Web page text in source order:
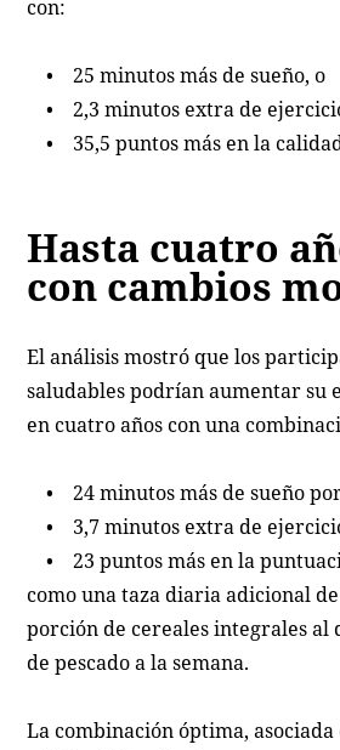
con:
• 25 minutos más de sueño, o
• 2,3 minutos extra de
• 35,5 puntos más en la
Hasta cuatro
con cambios
El análisis mostró que los
saludables podrían aumentar su
en cuatro años con una
• 24 minutos más de sueño
• 3,7 minutos extra de
• 23 puntos más en la
como una taza diaria adicional
porción de cereales integrales al
de pescado a la semana.
La combinación óptima, asociada